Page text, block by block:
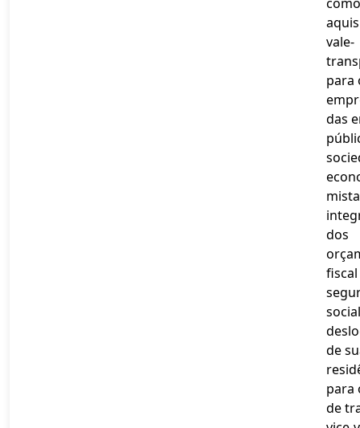
vale-
para
das
mista
dos
de
para
de